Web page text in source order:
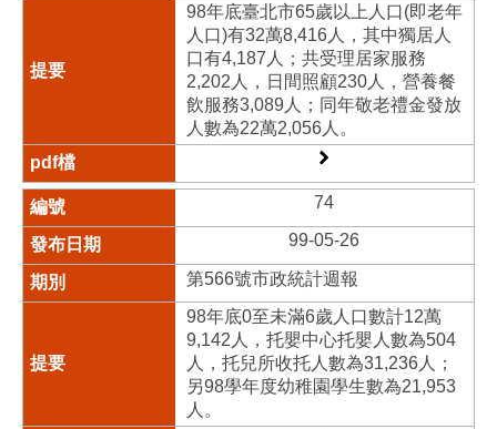
98年底臺北市65歲以上人口(即老年
人口)有32萬8,416人，其中獨居人
口有4,187人；共受理居家服務
2,202人，日間照顧230人，營養餐
飲服務3,089人；同年敬老禮金發放
人數為22萬2,056人。
74
99-05-26
第566號市政統計週報
98年底0至未滿6歲人口數計12萬
9,142人，托嬰中心托嬰人數為504
人，托兒所收托人數為31,236人；
另98學年度幼稚園學生數為21,953
人。